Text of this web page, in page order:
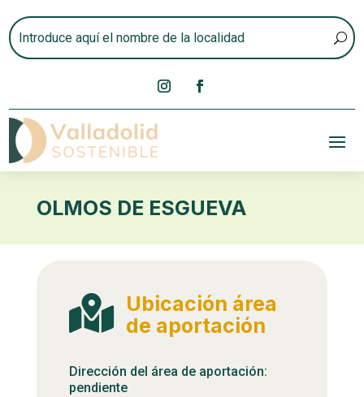
OLMOS DE ESGUEVA
 Ubicación área
de aportación
Dirección del área de aportación:
pendiente